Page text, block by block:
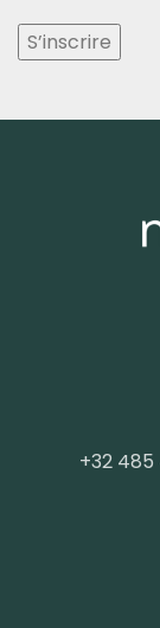
S’inscrire
+32